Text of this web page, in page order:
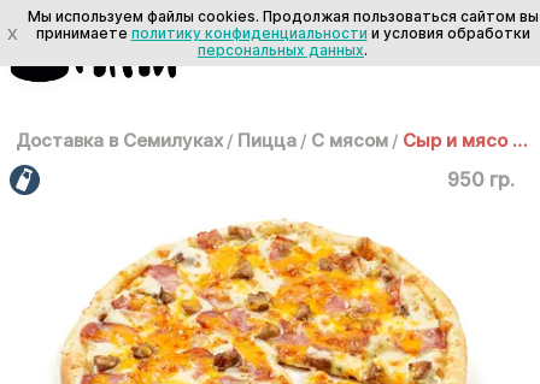
Доставка в Семилуках / Пицца / С мясом / Сыр и мясо 35 см
950 гр.
X
Мы используем файлы cookies. Продолжая пользоваться сайтом вы
принимаете политику конфиденциальности и условия обработки
персональных данных.